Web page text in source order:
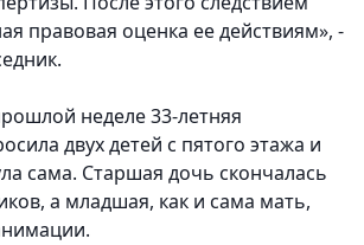
правовая оценка ее действиям», -
неделе 33-летняя
двух детей с пятого этажа и
сама. Старшая дочь скончалась
а младшая, как и сама мать,